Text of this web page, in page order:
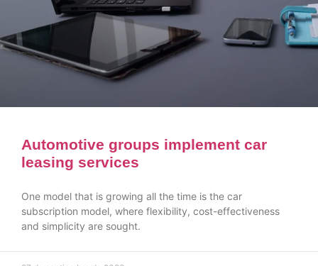
Automotive groups implement car
leasing services
One model that is growing all the time is the car
subscription model, where flexibility, cost-effectiveness
and simplicity are sought.